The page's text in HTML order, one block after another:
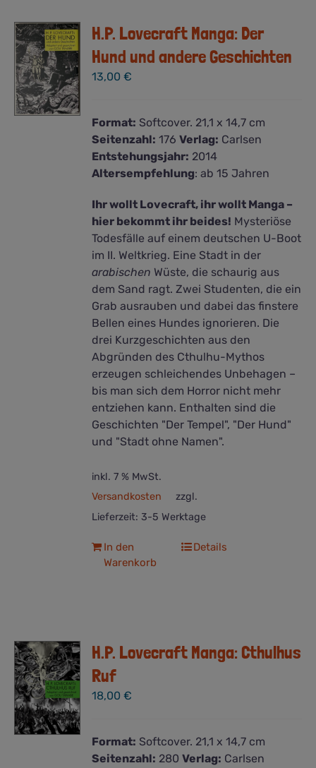
H.P. Lovecraft Manga: Der
Hund und andere Geschichten
13,00€
Format: Softcover. 21,1 x 14,7 cm
Seitenzahl: 176Verlag: Carlsen
Entstehungsjahr: 2014
Altersempfehlung: ab 15 Jahren
Ihr wollt Lovecraft, ihr wollt Manga –
hier bekommt ihr beides! Mysteriöse
Todesfälle auf einem deutschen U-Boot
im II. Weltkrieg. Eine Stadt in der
arabischen Wüste, die schaurig aus
dem Sand ragt. Zwei Studenten, die ein
Grab ausrauben und dabei das finstere
Bellen eines Hundes ignorieren. Die
drei Kurzgeschichten aus den
Abgründen des Cthulhu-Mythos
erzeugen schleichendes Unbehagen –
bis man sich dem Horror nicht mehr
entziehen kann. Enthalten sind die
Geschichten "Der Tempel", "Der Hund"
und "Stadt ohne Namen".
inkl. 7 % MwSt.
zzgl.
Versandkosten
Lieferzeit: 3-5 Werktage
In den
Warenkorb
Details
H.P. Lovecraft Manga: Cthulhus
Ruf
18,00€
Format: Softcover. 21,1 x 14,7 cm
Seitenzahl: 280Verlag: Carlsen